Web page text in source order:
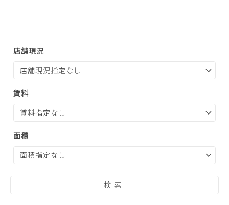
店舗現況
賃料
面積